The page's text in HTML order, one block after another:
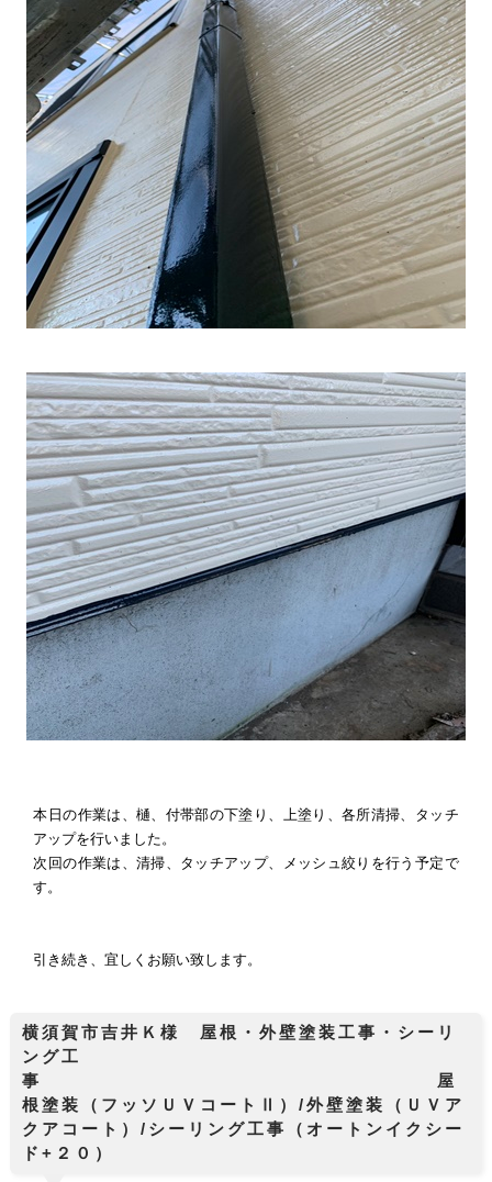
本日の作業は、樋、付帯部の下塗り、上塗り、各所清掃、タッチ
アップを行いました。
次回の作業は、清掃、タッチアップ、メッシュ絞りを行う予定で
す。
引き続き、宜しくお願い致します。
横須賀市吉井Ｋ様 屋根・外壁塗装工事・シーリ
ング工
事 屋
根塗装（フッソＵＶコートⅡ）/外壁塗装（ＵＶア
クアコート）/シーリング工事（オートンイクシー
ド+２０）